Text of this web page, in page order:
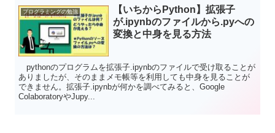
プログラミングの勉強
【いちからPython】拡張子
が.ipynbのファイルから.pyへの
変換と中身を見る方法
pythonのプログラムを拡張子.ipynbのファイルで受け取ることが
ありましたが、そのままメモ帳等を利用しても中身を見ることが
できません。拡張子.ipynbが何かを調べてみると、Google
ColaboratoryやJupy...